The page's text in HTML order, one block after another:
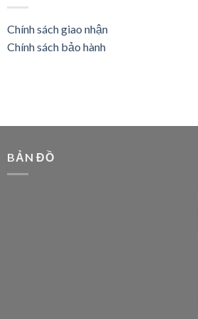
Chính sách giao nhận
Chính sách bảo hành
BẢN ĐỒ